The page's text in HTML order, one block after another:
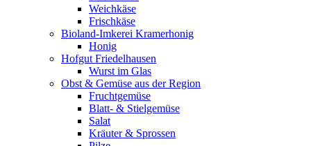
Weichkäse
Frischkäse
Bioland-Imkerei Kramerhonig
Honig
Hofgut Friedelhausen
Wurst im Glas
Obst & Gemüse aus der Region
Fruchtgemüse
Blatt- & Stielgemüse
Salat
Kräuter & Sprossen